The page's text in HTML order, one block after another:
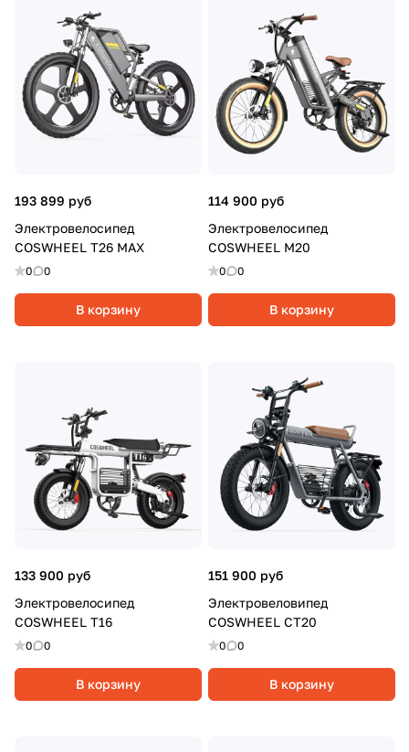
193 899 руб
Электровелосипед
COSWHEEL T26 MAX
0 0
В корзину
114 900 руб
Электровелосипед
COSWHEEL M20
0 0
В корзину
133 900 руб
Электровелосипед
COSWHEEL T16
0 0
В корзину
151 900 руб
Электровеловипед
COSWHEEL CT20
0 0
В корзину